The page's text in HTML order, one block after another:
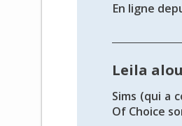
En ligne
Leila
Sims (qui a
Of Choice